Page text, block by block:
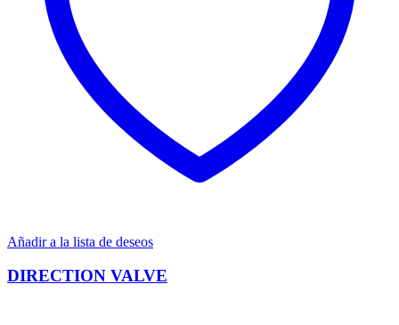
Añadir a la lista de deseos
DIRECTION VALVE